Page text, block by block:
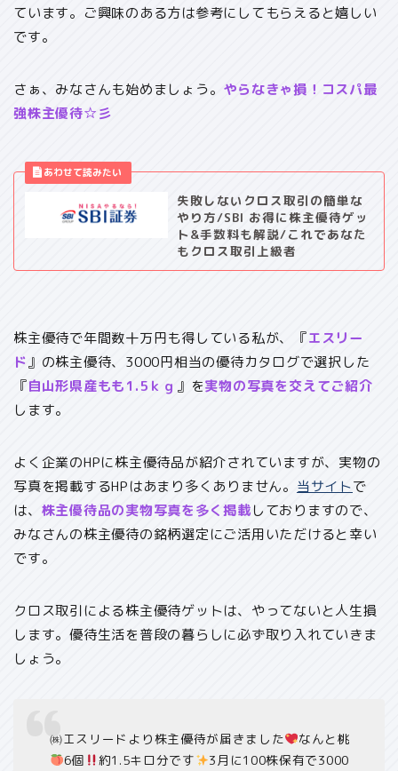
ています。ご興味のある方は参考にしてもらえると嬉しい
です。
さぁ、みなさんも始めましょう。 やらなきゃ損！コスパ最
強株主優待☆彡
失敗しないクロス取引の簡単な
やり方/SBI お得に株主優待ゲッ
ト&手数料も解説/これであなた
もクロス取引上級者
株主優待で年間数十万円も得している私が、『エスリー
ド』の株主優待、3000円相当の優待カタログで選択した
『自山形県産もも1.5ｋｇ 』を実物の写真を交えてご紹介
します。
よく企業のHPに株主優待品が紹介されていますが、実物の
写真を掲載するHPはあまり多くありません。 当サイトで
は、 株主優待品の実物写真を多く掲載しておりますので、
みなさんの株主優待の銘柄選定にご活用いただけると幸い
です。
クロス取引による株主優待ゲットは、やってないと人生損
します。優待生活を普段の暮らしに必ず取り入れていきま
しょう。
㈱エスリードより株主優待が届きました
なんと桃
6個
約1.5キロ分です
3月に100株保有で3000